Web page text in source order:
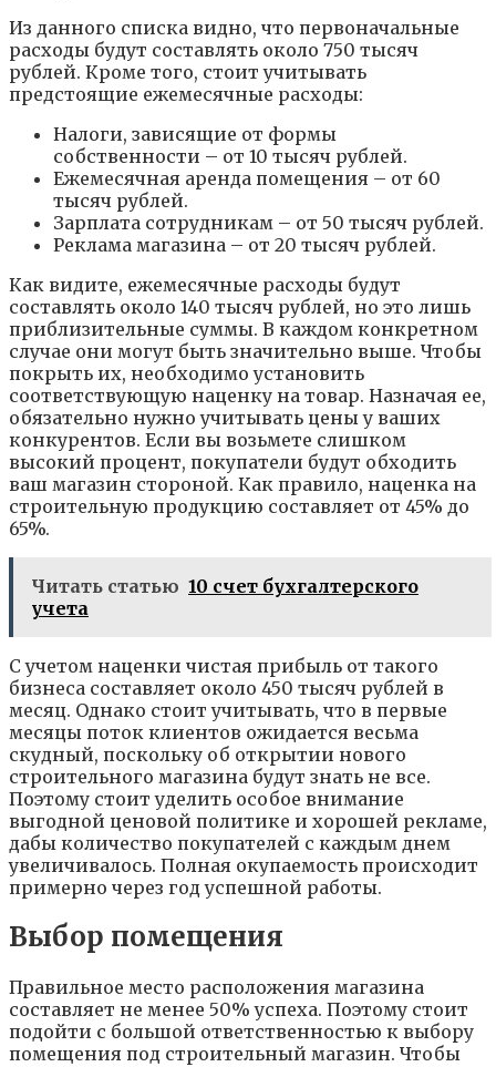
Из данного списка видно, что первоначальные
расходы будут составлять около 750 тысяч
рублей. Кроме того, стоит учитывать
предстоящие ежемесячные расходы:
Налоги, зависящие от формы
собственности – от 10 тысяч рублей.
Ежемесячная аренда помещения – от 60
тысяч рублей.
Зарплата сотрудникам – от 50 тысяч рублей.
Реклама магазина – от 20 тысяч рублей.
Как видите, ежемесячные расходы будут
составлять около 140 тысяч рублей, но это лишь
приблизительные суммы. В каждом конкретном
случае они могут быть значительно выше. Чтобы
покрыть их, необходимо установить
соответствующую наценку на товар. Назначая ее,
обязательно нужно учитывать цены у ваших
конкурентов. Если вы возьмете слишком
высокий процент, покупатели будут обходить
ваш магазин стороной. Как правило, наценка на
строительную продукцию составляет от 45% до
65%.
Читать статью 10 счет бухгалтерского
учета
С учетом наценки чистая прибыль от такого
бизнеса составляет около 450 тысяч рублей в
месяц. Однако стоит учитывать, что в первые
месяцы поток клиентов ожидается весьма
скудный, поскольку об открытии нового
строительного магазина будут знать не все.
Поэтому стоит уделить особое внимание
выгодной ценовой политике и хорошей рекламе,
дабы количество покупателей с каждым днем
увеличивалось. Полная окупаемость происходит
примерно через год успешной работы.
Выбор помещения
Правильное место расположения магазина
составляет не менее 50% успеха. Поэтому стоит
подойти с большой ответственностью к выбору
помещения под строительный магазин. Чтобы